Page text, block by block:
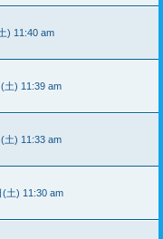
) 11:40 am
土) 11:39 am
土) 11:33 am
(土) 11:30 am